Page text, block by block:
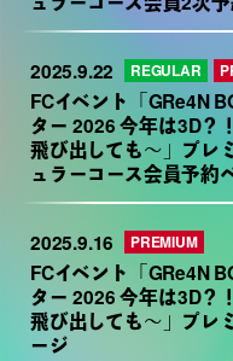
2025.9.22
FCイベント「GRe4N
ター 2026 今年は3D？
飛び出しても～」プレ
ュラーコース会員予約
REGULAR
2025.9.16
FCイベント「GRe4N
ター 2026 今年は3D？
飛び出しても～」プレ
ージ
PREMIUM